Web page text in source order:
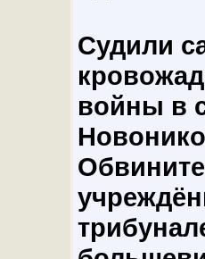
Судили
войны в